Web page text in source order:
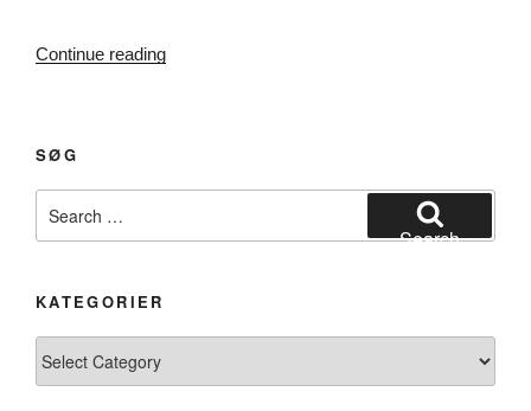
Continue reading“#136.
SØG
for:
Search
KATEGORIER